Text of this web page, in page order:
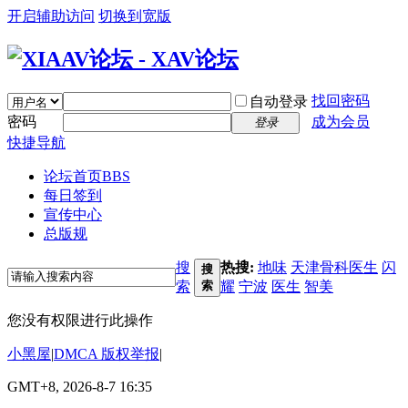
开启辅助访问 切换到宽版
自动登录 找回密码
密码
登录
成为会员
快捷导航
论坛首页BBS
每日签到
宣传中心
总版规
搜
索
搜
索
热搜: 地味 天津骨科医生 闪
耀 宁波 医生 智美
您没有权限进行此操作
小黑屋|DMCA 版权举报|
GMT+8, 2026-8-7 16:35